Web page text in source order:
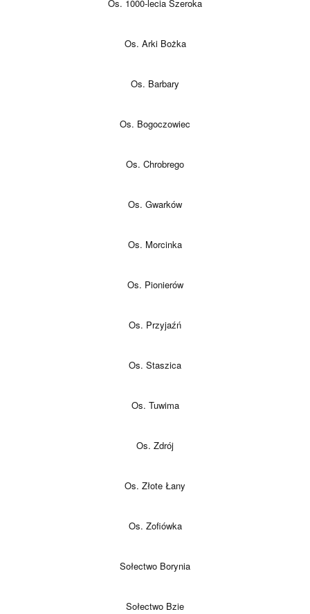
Os. 1000-lecia Szeroka
Os. Arki Bożka
Os. Barbary
Os. Bogoczowiec
Os. Chrobrego
Os. Gwarków
Os. Morcinka
Os. Pionierów
Os. Przyjaźń
Os. Staszica
Os. Tuwima
Os. Zdrój
Os. Złote Łany
Os. Zofiówka
Sołectwo Borynia
Sołectwo Bzie